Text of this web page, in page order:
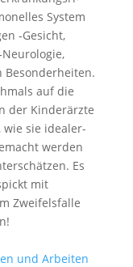
System
‑Gesicht,
Beson­der­heiten.
auf die
der Kinder­ärzte
wie sie idealer­
werden
Es
mit
Zweifels­falle
und Arbeiten